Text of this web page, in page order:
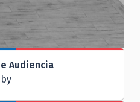
Audiencia